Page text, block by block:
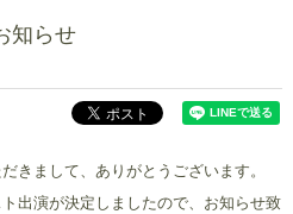
知らせ
きまして、ありがとうございます。
出演が決定しましたので、お知らせ致